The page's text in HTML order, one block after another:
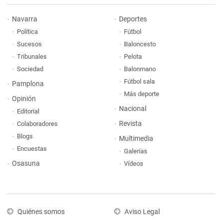
Navarra
Política
Sucesos
Tribunales
Sociedad
Pamplona
Opinión
Editorial
Colaboradores
Blogs
Encuestas
Osasuna
Deportes
Fútbol
Baloncesto
Pelota
Balonmano
Fútbol sala
Más deporte
Nacional
Revista
Multimedia
Galerías
Vídeos
Quiénes somos Aviso Legal